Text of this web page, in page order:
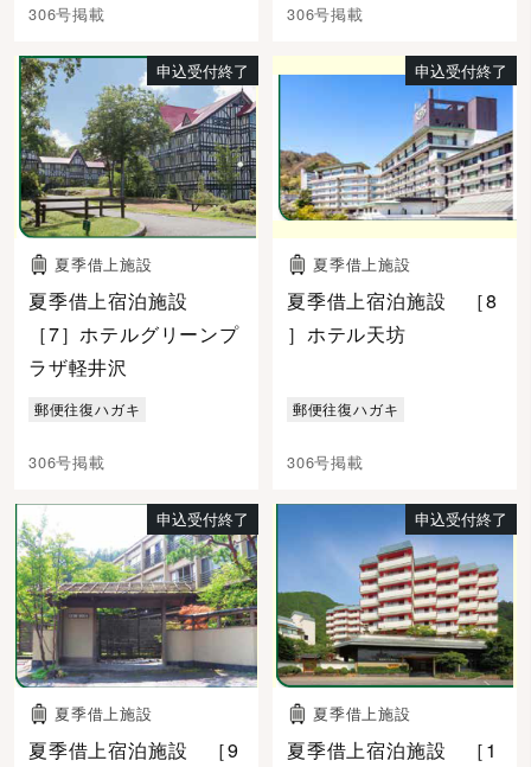
306号掲載 306号掲載
申込受付終了
夏季借上施設
夏季借上宿泊施設
［7］ホテルグリーンプ
ラザ軽井沢
郵便往復ハガキ
306号掲載
申込受付終了
夏季借上施設
夏季借上宿泊施設 ［8
］ホテル天坊
郵便往復ハガキ
306号掲載
申込受付終了
夏季借上施設
夏季借上宿泊施設 ［9
申込受付終了
夏季借上施設
夏季借上宿泊施設 ［1